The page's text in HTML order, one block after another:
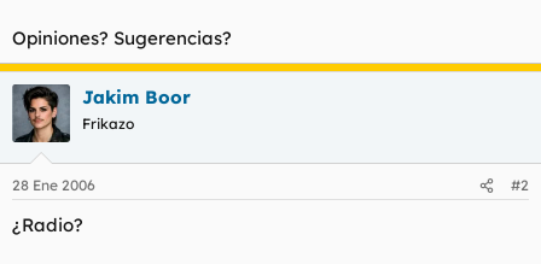
Opiniones? Sugerencias?
Jakim Boor
Frikazo
28 Ene 2006 #2
¿Radio?